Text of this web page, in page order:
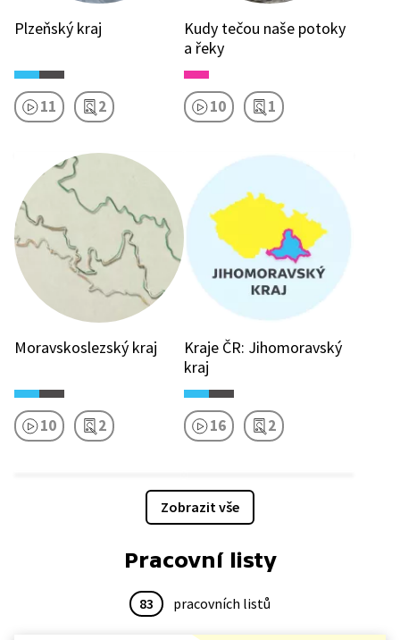
Plzeňský kraj
11 2
Kudy tečou naše potoky
a řeky
10 1
Moravskoslezský kraj
10 2
Kraje ČR: Jihomoravský
kraj
16 2
Zobrazit vše
Pracovní listy
83 pracovních listů